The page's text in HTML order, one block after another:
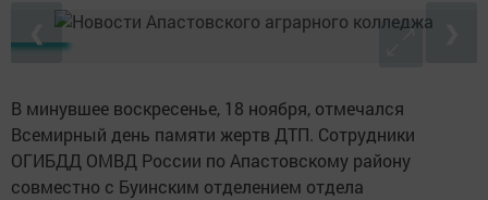
В минувшее воскресенье, 18 ноября, отмечался
Всемирный день памяти жертв ДТП. Сотрудники
ОГИБДД ОМВД России по Апастовскому району
совместно с Буинским отделением отдела